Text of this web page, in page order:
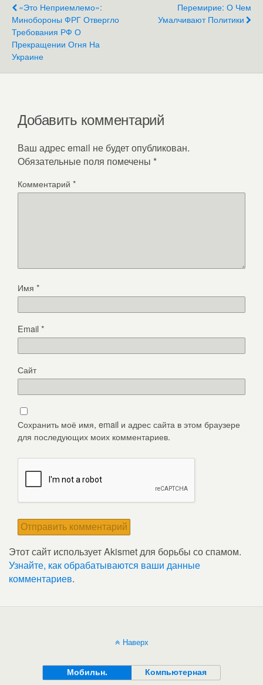
«Это Неприемлемо»:
Минобороны ФРГ Отвергло
Требования РФ О
Прекращении Огня На
Украине
Перемирие: О Чем
Умалчивают Политики
Добавить комментарий
Ваш адрес email не будет опубликован.
Обязательные поля помечены *
Комментарий *
Имя *
Email*
Сайт
Сохранить моё имя, email и адрес сайта в этом браузере
для последующих моих комментариев.
Этот сайт использует Akismet для борьбы со спамом.
Узнайте, как обрабатываются ваши данные
комментариев.
Наверх
Мобильн. Компьютерная